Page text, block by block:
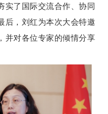
实了国际交流合作、协同
后，刘红为本次大会特邀
并对各位专家的倾情分享